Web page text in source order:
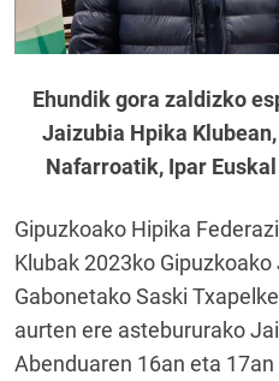
Ehundik gora zaldizko
Jaizubia Hpika
Nafarroatik, Ipar
Gipuzkoako Hipika
Klubak 2023ko
Gabonetako Saski
aurten ere astebururako
Abenduaren 16an eta